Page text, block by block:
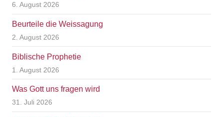
6. August 2026
Beurteile die Weissagung
2. August 2026
Biblische Prophetie
1. August 2026
Was Gott uns fragen wird
31. Juli 2026